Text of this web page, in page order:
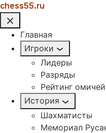
chess55.ru
Главная
Игроки
Лидеры
Разряды
Рейтинг омичей
История
Шахматисты
Мемориал